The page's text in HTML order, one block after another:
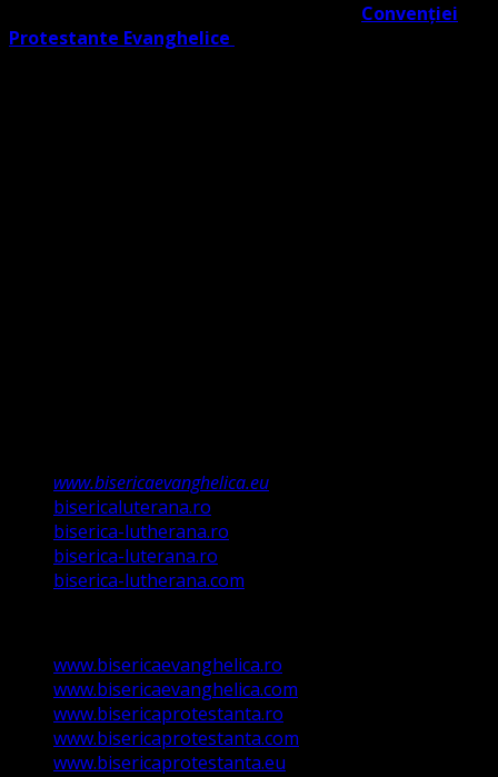
Convenției
Protestante Evanghelice
www.bisericaevanghelica.eu
bisericaluterana.ro
biserica-lutherana.ro
biserica-luterana.ro
biserica-lutherana.com
www.bisericaevanghelica.ro
www.bisericaevanghelica.com
www.bisericaprotestanta.ro
www.bisericaprotestanta.com
www.bisericaprotestanta.eu